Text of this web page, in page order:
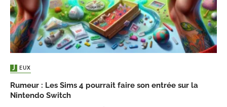
JEUX
Rumeur : Les Sims 4 pourrait faire son entrée sur la
Nintendo Switch